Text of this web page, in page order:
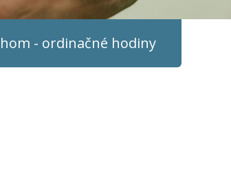
- ordinačné hodiny